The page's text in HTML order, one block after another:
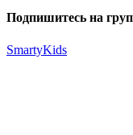
Подпишитесь на
SmartyKids